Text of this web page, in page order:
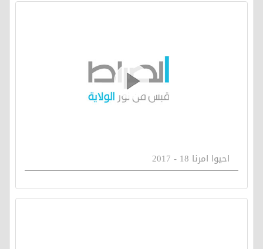
احيوا امرنا 18 - 2017